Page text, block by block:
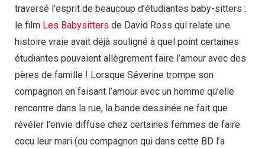
traversé l’esprit de beaucoup d’étudiantes baby-sitters :
le film Les Babysitters de David Ross qui relate une
histoire vraie avait déjà souligné à quel point certaines
étudiantes pouvaient allègrement faire l’amour avec des
pères de famille ! Lorsque Séverine trompe son
compagnon en faisant l’amour avec un homme qu’elle
rencontre dans la rue, la bande dessinée ne fait que
révéler l’envie diffuse chez certaines femmes de faire
cocu leur mari (ou compagnon qui dans cette BD l’a